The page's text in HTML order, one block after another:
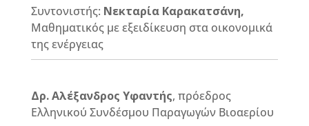
Συντονιστής: Νεκταρία Καρακατσάνη,
Μαθηματικός με εξειδίκευση στα οικονομικά
της ενέργειας
Δρ. Αλέξανδρος Υφαντής, πρόεδρος
Ελληνικού Συνδέσμου Παραγωγών Βιοαερίου